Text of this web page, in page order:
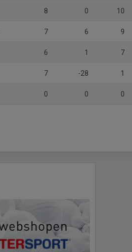
8 0 10
7 6 9
6 1 7
7 -28 1
0 0 0